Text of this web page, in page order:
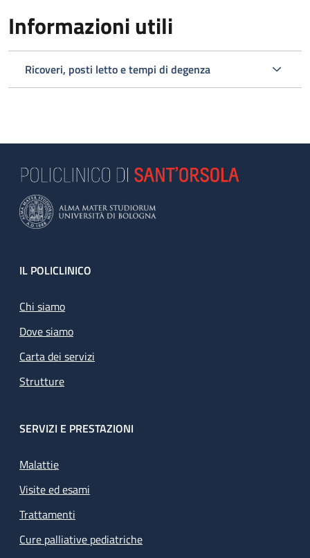
Informazioni utili
Ricoveri, posti letto e tempi di degenza
Footer
IL POLICLINICO
Chi siamo
Dove siamo
Carta dei servizi
Strutture
SERVIZI E PRESTAZIONI
Malattie
Visite ed esami
Trattamenti
Cure palliative pediatriche